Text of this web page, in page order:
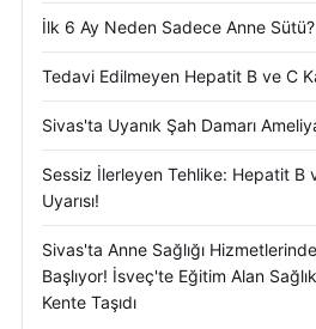
haberleribaşlıkları altında
farkındalığı artırdığına dikkat
Yaşanan olay, sokak
birlikte yaşam kültürünün bir
kez daha hatırlattı. Uzmanlar,
toplumsal dayanışma ile benzer
önlenebileceği görüşünde
İlk 6 Ay Neden Sadece Anne Sütü?
Tedavi Edilmeyen Hepatit B ve C
Sivas'ta Uyanık Şah Damarı
Sessiz İlerleyen Tehlike: Hepatit B
Uyarısı!
Sivas'ta Anne Sağlığı
Başlıyor! İsveç'te Eğitim Alan
Kente Taşıdı